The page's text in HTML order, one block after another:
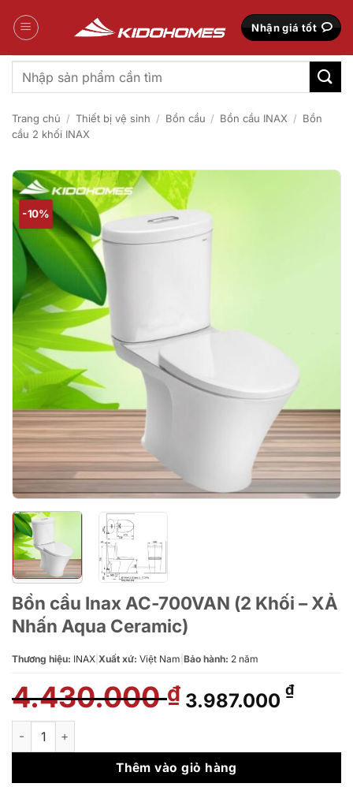
qua
Nhận giá tốt
Tìm
kiếm:
Trang chủ / Thiết bị vệ sinh / Bồn cầu / Bồn cầu INAX / Bồn
cầu 2 khối INAX
-10%
Bồn cầu Inax AC-700VAN (2 Khối – XẢ
Nhấn Aqua Ceramic)
Thương hiệu: INAX Xuất xứ: Việt Nam Bảo hành: 2 năm
4.430.000₫ Giá
gốc
4.430.000 ₫.
3.987.000 ₫Giá
là:
Bồn cầu Inax AC-700VAN (2 Khối – XẢ Nhấn Aqua Ceramic)
Thêm vào giỏ hàng